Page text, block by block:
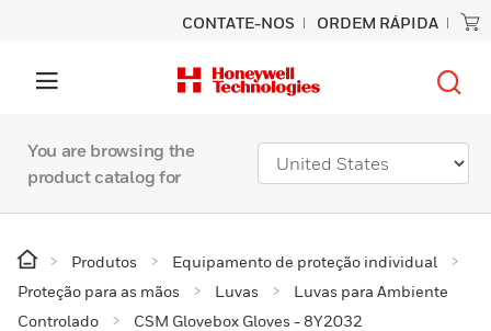
CONTATE-NOS ORDEM RÁPIDA
You are browsing the
product catalog for
Produtos
Equipamento de proteção individual
Proteção para as mãos
Luvas
Luvas para Ambiente
Controlado
CSM Glovebox Gloves - 8Y2032